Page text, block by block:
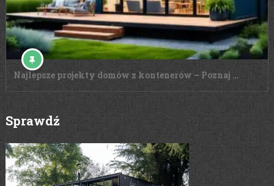
Najlepsze projekty domów z kontenerów – Poznaj …
Sprawdź